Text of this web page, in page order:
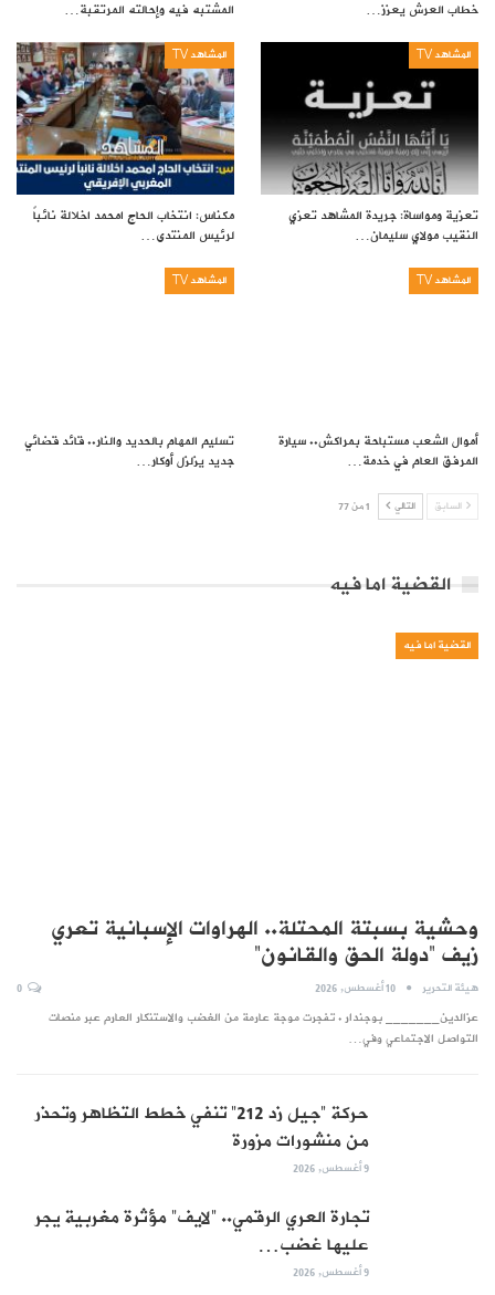
خطاب العرش يعزز…
المشتبه فيه وإحالته المرتقبة…
المشاهد TV
تعزية ومواساة: جريدة المشاهد تعزي
النقيب مولاي سليمان…
المشاهد TV
مكناس: انتخاب الحاج امحمد اخلالة نائباً
لرئيس المنتدى…
المشاهد TV
أموال الشعب مستباحة بمراكش.. سيارة
المرفق العام في خدمة…
المشاهد TV
تسليم المهام بالحديد والنار.. قائد قضائي
جديد يزلزل أوكار…
السابق التالي 1 من 77
القضية اما فيه
القضية اما فيه
وحشية بسبتة المحتلة.. الهراوات الإسبانية تعري
زيف “دولة الحق والقانون”
هيئة التحرير 10 أغسطس, 2026
عزالدين_______ بوجندار . تفجرت موجة عارمة من الغضب والاستنكار العارم عبر منصات
التواصل الاجتماعي وفي…
حركة “جيل زد 212” تنفي خطط التظاهر وتحذر
من منشورات مزورة
9 أغسطس, 2026
تجارة العري الرقمي.. “لايف” مؤثرة مغربية يجر
عليها غضب…
9 أغسطس, 2026